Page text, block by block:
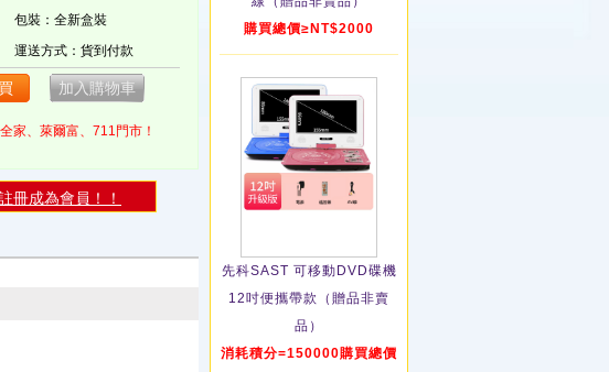
包裝：全新盒裝
運送方式：貨到付款
家、萊爾富、711門市！
冊成為會員！！
購買總價≥NT$2000
先科SAST 可移動DVD碟機
12吋便攜帶款（贈品非賣
品）
消耗積分=150000購買總價